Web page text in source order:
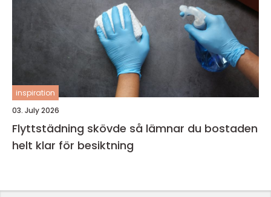
inspiration
03. July 2026
Flyttstädning skövde så lämnar du bostaden
helt klar för besiktning